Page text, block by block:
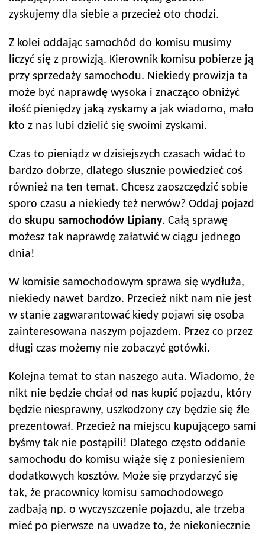
zyskujemy dla siebie a przecież oto chodzi.
Z kolei oddając samochód do komisu musimy
liczyć się z prowizją. Kierownik komisu pobierze ją
przy sprzedaży samochodu. Niekiedy prowizja ta
może być naprawdę wysoka i znacząco obniżyć
ilość pieniędzy jaką zyskamy a jak wiadomo, mało
kto z nas lubi dzielić się swoimi zyskami.
Czas to pieniądz w dzisiejszych czasach widać to
bardzo dobrze, dlatego słusznie powiedzieć coś
również na ten temat. Chcesz zaoszczędzić sobie
sporo czasu a niekiedy też nerwów? Oddaj pojazd
do skupu samochodów Lipiany. Całą sprawę
możesz tak naprawdę załatwić w ciągu jednego
dnia!
W komisie samochodowym sprawa się wydłuża,
niekiedy nawet bardzo. Przecież nikt nam nie jest
w stanie zagwarantować kiedy pojawi się osoba
zainteresowana naszym pojazdem. Przez co przez
długi czas możemy nie zobaczyć gotówki.
Kolejna temat to stan naszego auta. Wiadomo, że
nikt nie będzie chciał od nas kupić pojazdu, który
będzie niesprawny, uszkodzony czy będzie się źle
prezentował. Przecież na miejscu kupującego sami
byśmy tak nie postąpili! Dlatego często oddanie
samochodu do komisu wiąże się z poniesieniem
dodatkowych kosztów. Może się przydarzyć się
tak, że pracownicy komisu samochodowego
zadbają np. o wyczyszczenie pojazdu, ale trzeba
mieć po pierwsze na uwadze to, że niekoniecznie